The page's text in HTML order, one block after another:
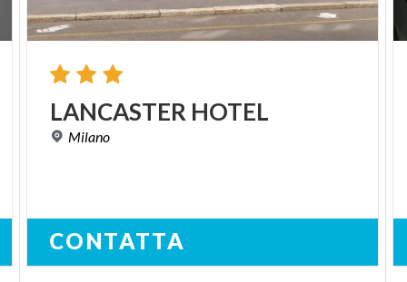
LANCASTER HOTEL
Milano
CONTATTA